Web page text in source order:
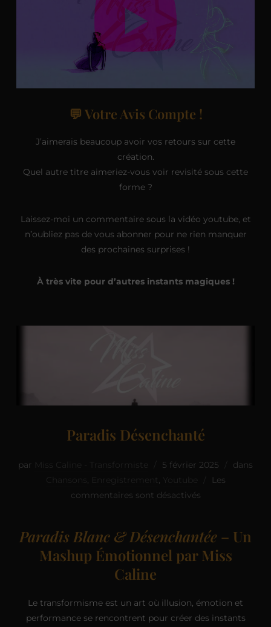
💬 Votre Avis Compte !
J’aimerais beaucoup avoir vos retours sur cette
création.
Quel autre titre aimeriez-vous voir revisité sous cette
forme ?
Laissez-moi un commentaire sous la vidéo youtube, et
n’oubliez pas de vous abonner pour ne rien manquer
des prochaines surprises !
À très vite pour d’autres instants magiques !
Paradis Désenchanté
par 5 février 2025
dans
, ,
Les
commentaires sont désactivés
Paradis Blanc & Désenchantée – Un
Mashup Émotionnel par Miss
Caline
Le transformisme est un art où illusion, émotion et
performance se rencontrent pour créer des instants